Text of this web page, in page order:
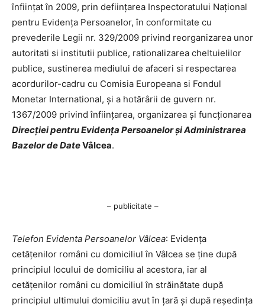
înființat în 2009, prin deființarea Inspectoratului Național
pentru Evidența Persoanelor, în conformitate cu
prevederile Legii nr. 329/2009 privind reorganizarea unor
autoritati si institutii publice, rationalizarea cheltuielilor
publice, sustinerea mediului de afaceri si respectarea
acordurilor-cadru cu Comisia Europeana si Fondul
Monetar International, și a hotărârii de guvern nr.
1367/2009 privind înființarea, organizarea și funcționarea
Direcției pentru Evidența Persoanelor și Administrarea
Bazelor de DateVâlcea.
– publicitate –
Telefon Evidenta Persoanelor Vâlcea: Evidența
cetățenilor români cu domiciliul în Vâlcea se ține după
principiul locului de domiciliu al acestora, iar al
cetățenilor români cu domiciliul în străinătate după
principiul ultimului domiciliu avut în țară și după reședința